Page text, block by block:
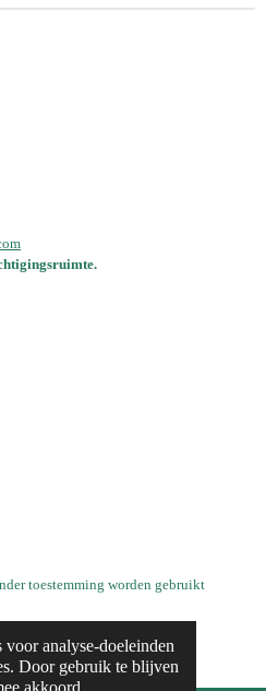
analyse-doeleinden
Door gebruik te blijven
toestemming worden gebruikt